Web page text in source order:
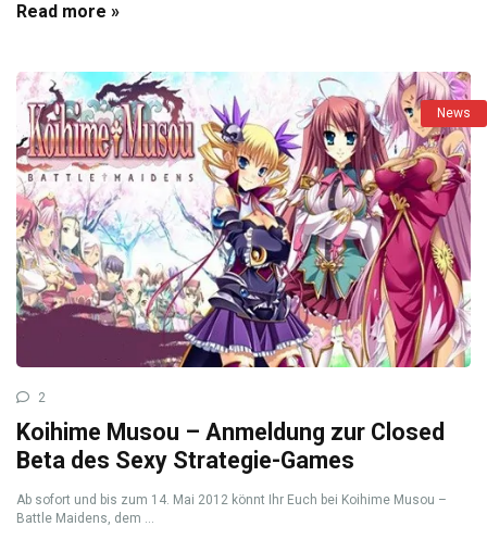
Read more »
News
2
Koihime Musou – Anmeldung zur Closed
Beta des Sexy Strategie-Games
Ab sofort und bis zum 14. Mai 2012 könnt Ihr Euch bei Koihime Musou –
Battle Maidens, dem ...